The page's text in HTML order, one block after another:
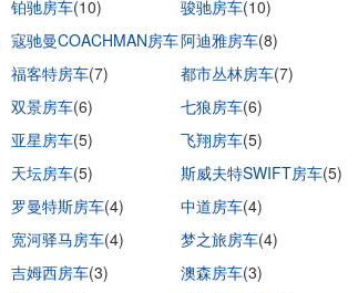
铂驰房车(10) 骏驰房车(10)
寇驰曼COACHMAN房车
(9)
阿迪雅房车(8)
福客特房车(7) 都市丛林房车(7)
双景房车(6) 七狼房车(6)
亚星房车(5) 飞翔房车(5)
天坛房车(5) 斯威夫特SWIFT房车(5)
罗曼特斯房车(4) 中道房车(4)
宽河驿马房车(4) 梦之旅房车(4)
吉姆西房车(3) 澳森房车(3)